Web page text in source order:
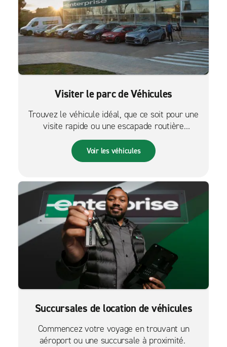
Visiter le parc de Véhicules
Trouvez le véhicule idéal, que ce soit pour une
visite rapide ou une escapade routière
palpitante.
Voir les véhicules
Succursales de location de véhicules
Commencez votre voyage en trouvant un
aéroport ou une succursale à proximité.